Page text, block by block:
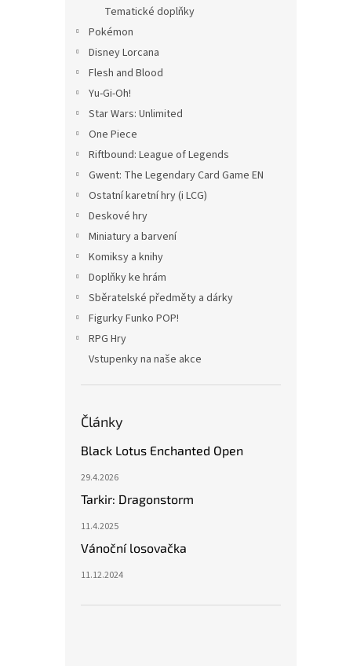
Tematické doplňky
Pokémon
Disney Lorcana
Flesh and Blood
Yu-Gi-Oh!
Star Wars: Unlimited
One Piece
Riftbound: League of Legends
Gwent: The Legendary Card Game EN
Ostatní karetní hry (i LCG)
Deskové hry
Miniatury a barvení
Komiksy a knihy
Doplňky ke hrám
Sběratelské předměty a dárky
Figurky Funko POP!
RPG Hry
Vstupenky na naše akce
Články
Black Lotus Enchanted Open
29.4.2026
Tarkir: Dragonstorm
11.4.2025
Vánoční losovačka
11.12.2024